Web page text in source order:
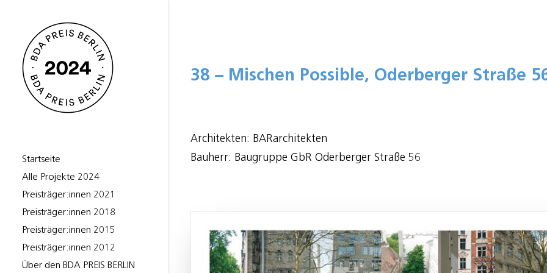
Startseite
Alle Projekte 2024
Preisträger:innen 2021
Preisträger:innen 2018
Preisträger:innen 2015
Preisträger:innen 2012
Über den BDA PREIS BERLIN
38 – Mischen Possible, Oderberger Straße
Architekten: BARarchitekten
Bauherr: Baugruppe GbR Oderberger Straße 56